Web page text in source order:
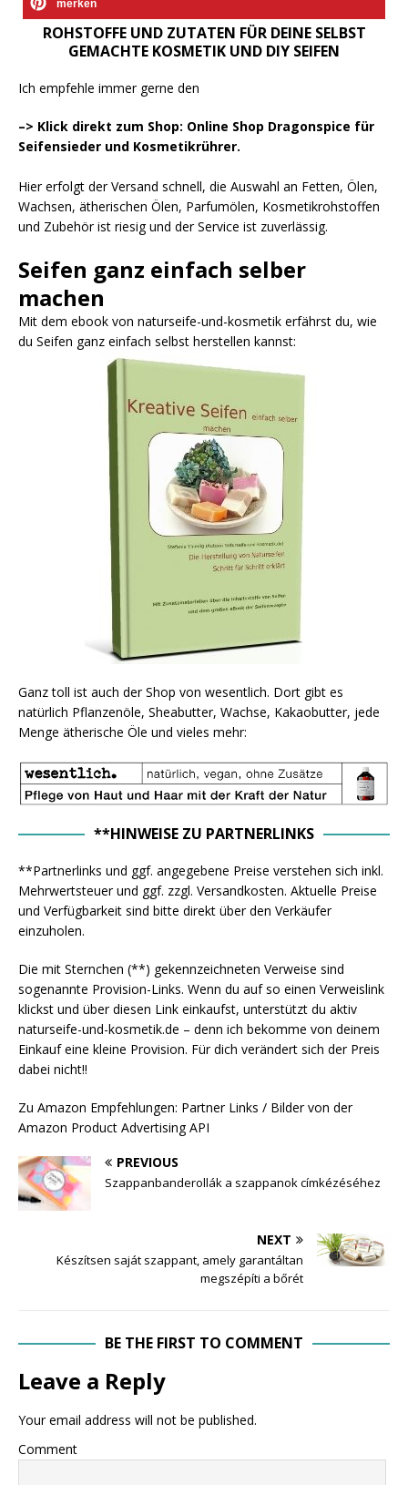
merken
ROHSTOFFE UND ZUTATEN FÜR DEINE SELBST
GEMACHTE KOSMETIK UND DIY SEIFEN
Ich empfehle immer gerne den
–> Klick direkt zum Shop: Online Shop Dragonspice für
Seifensieder und Kosmetikrührer.
Hier erfolgt der Versand schnell, die Auswahl an Fetten, Ölen,
Wachsen, ätherischen Ölen, Parfumölen, Kosmetikrohstoffen
und Zubehör ist riesig und der Service ist zuverlässig.
Seifen ganz einfach selber
machen
Mit dem ebook von naturseife-und-kosmetik erfährst du, wie
du Seifen ganz einfach selbst herstellen kannst:
Ganz toll ist auch der Shop von wesentlich. Dort gibt es
natürlich Pflanzenöle, Sheabutter, Wachse, Kakaobutter, jede
Menge ätherische Öle und vieles mehr:
**HINWEISE ZU PARTNERLINKS
**Partnerlinks und ggf. angegebene Preise verstehen sich inkl.
Mehrwertsteuer und ggf. zzgl. Versandkosten. Aktuelle Preise
und Verfügbarkeit sind bitte direkt über den Verkäufer
einzuholen.
Die mit Sternchen (**) gekennzeichneten Verweise sind
sogenannte Provision-Links. Wenn du auf so einen Verweislink
klickst und über diesen Link einkaufst, unterstützt du aktiv
naturseife-und-kosmetik.de – denn ich bekomme von deinem
Einkauf eine kleine Provision. Für dich verändert sich der Preis
dabei nicht!!
Zu Amazon Empfehlungen: Partner Links / Bilder von der
Amazon Product Advertising API
PREVIOUS
Szappanbanderollák a szappanok címkézéséhez
NEXT
Készítsen saját szappant, amely garantáltan
megszépíti a bőrét
BE THE FIRST TO COMMENT
Leave a Reply
Your email address will not be published.
Comment